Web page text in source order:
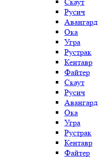
Русич
Авангард
Ока
Угра
Рустрак
Кентавр
Файтер
Скаут
Русич
Авангард
Ока
Угра
Рустрак
Кентавр
Файтер